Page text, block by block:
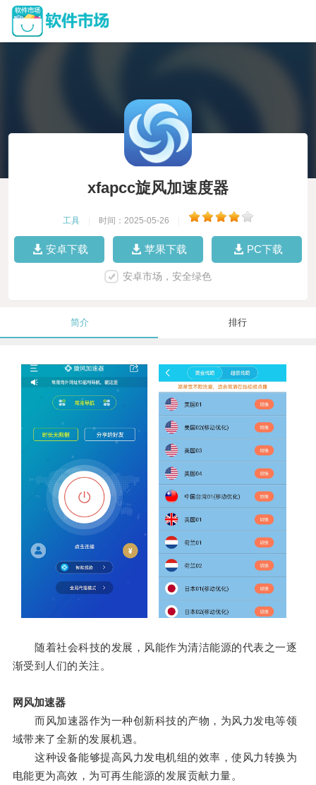
xfapcc旋风加速度器
工具 时间：2025-05-26
安卓下载 苹果下载 PC下载
安卓市场，安全绿色
简介 排行
随着社会科技的发展，风能作为清洁能源的代表之一逐
渐受到人们的关注。
网风加速器
而风加速器作为一种创新科技的产物，为风力发电等领
域带来了全新的发展机遇。
这种设备能够提高风力发电机组的效率，使风力转换为
电能更为高效，为可再生能源的发展贡献力量。